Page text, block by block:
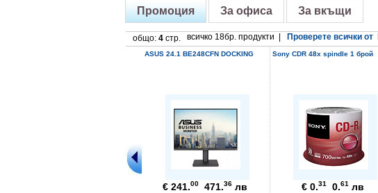
Промоция За офиса За вкъщи
общо: 4стр. всичко 18бр. продукти | Проверете всички от
ASUS 24.1 BE248CFN DOCKING
€ 241.00 471.36 лв
Sony CDR 48x spindle 1 брой
€ 0.31 0.61 лв